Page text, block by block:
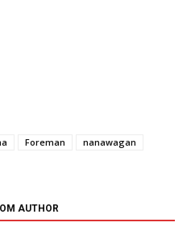
Foreman
nanawagan
AUTHOR